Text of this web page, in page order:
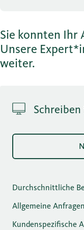
Sie konnten Ihr
Unsere
weiter.
Durchschnittliche
Allgemeine Anfragen
Kundenspezifische